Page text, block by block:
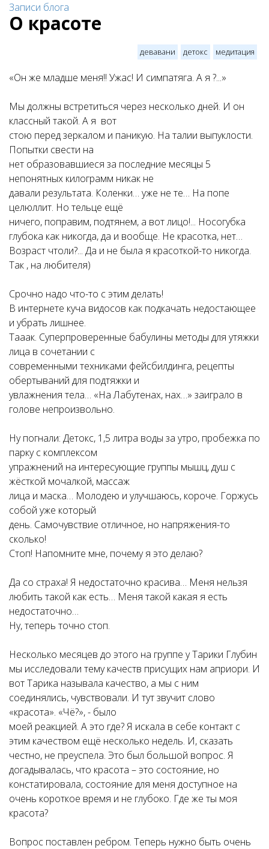
Записи блога
О красоте
девавани детокс медитация
«Он же младше меня!! Ужас! И симпатяга. А я ?...»
Мы должны встретиться через несколько дней. И он
классный такой. А я вот
стою перед зеркалом и паникую. На талии выпуклости.
Попытки свести на
нет образовавшиеся за последние месяцы 5
непонятных килограмм никак не
давали результата. Коленки… уже не те… На попе
целюллит. Но тельце ещё
ничего, поправим, подтянем, а вот лицо!... Носогубка
глубока как никогда, да и вообще. Не красотка, нет…
Возраст чтоли?... Да и не была я красоткой-то никогда.
Так , на любителя)
Срочно надо что-то с этим делать!
В интернете куча видосов как подкачать недостающее
и убрать лишнее.
Тааак. Суперпроверенные бабулины методы для утяжки
лица в сочетании с
современными техниками фейсбилдинга, рецепты
обертываний для подтяжки и
увлажнения тела… «На Лабутенах, нах…» заиграло в
голове непроизвольно.
Ну погнали: Детокс, 1,5 литра воды за утро, пробежка по
парку с комплексом
упражнений на интересующие группы мышц, душ с
жёсткой мочалкой, массаж
лица и маска… Молодею и улучшаюсь, короче. Горжусь
собой уже который
день. Самочувствие отличное, но напряжения-то
сколько!
Стоп! Напомните мне, почему я это делаю?
Да со страха! Я недостаточно красива… Меня нельзя
любить такой как есть… Меня такой какая я есть
недостаточно…
Ну, теперь точно стоп.
Несколько месяцев до этого на группе у Тарики Глубин
мы исследовали тему качеств присущих нам априори. И
вот Тарика называла качество, а мы с ним
соединялись, чувствовали. И тут звучит слово
«красота». «Чё?», - было
моей реакцией. А это где? Я искала в себе контакт с
этим качеством ещё несколько недель. И, сказать
честно, не преуспела. Это был большой вопрос. Я
догадывалась, что красота – это состояние, но
констатировала, состояние для меня доступное на
очень короткое время и не глубоко. Где же ты моя
красота?
Вопрос поставлен ребром. Теперь нужно быть очень